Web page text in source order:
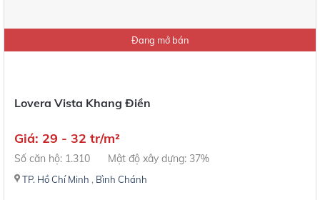
Đang mở bán
Lovera Vista Khang Điền
Giá: 29 - 32 tr/m²
Số căn hộ: 1.310 Mật độ xây dựng: 37%
TP. Hồ Chí Minh , Bình Chánh